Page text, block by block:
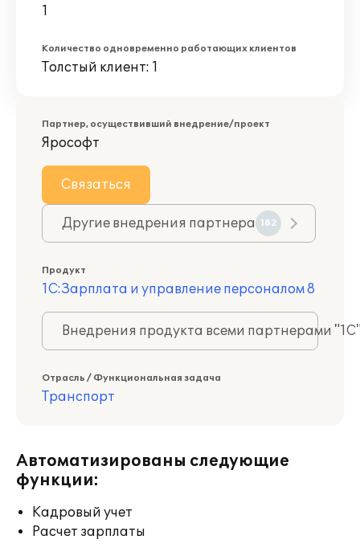
1
Количество одновременно работающих клиентов
Толстый клиент: 1
Партнер, осуществивший внедрение/проект
Ярософт
Связаться
Другие внедрения партнера 182
Продукт
1С:Зарплата и управление персоналом 8
Внедрения продукта всеми партнерами
Отрасль / Функциональная задача
Транспорт
Автоматизированы следующие
функции:
Кадровый учет
Расчет зарплаты